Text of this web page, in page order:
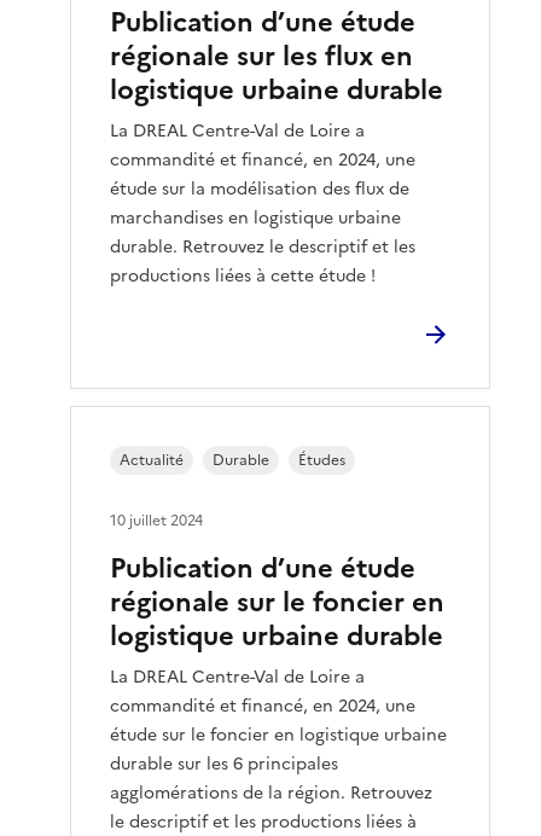
Publication d’une étude
régionale sur les flux en
logistique urbaine durable
La DREAL Centre-Val de Loire a
commandité et financé, en 2024, une
étude sur la modélisation des flux de
marchandises en logistique urbaine
durable. Retrouvez le descriptif et les
productions liées à cette étude !
Publication d’une étude
régionale sur le foncier en
logistique urbaine durable
La DREAL Centre-Val de Loire a
commandité et financé, en 2024, une
étude sur le foncier en logistique urbaine
durable sur les 6 principales
agglomérations de la région. Retrouvez
le descriptif et les productions liées à
Actualité Durable Études
10 juillet 2024